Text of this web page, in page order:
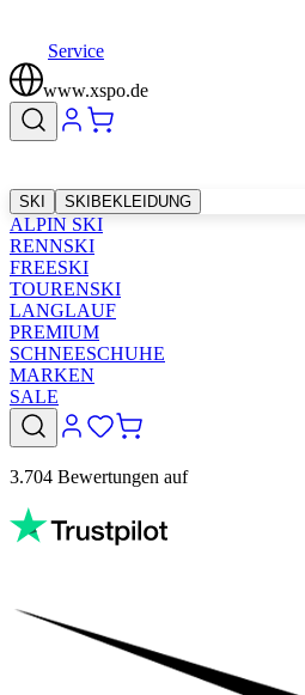
Service
www.xspo.de
SKI SKIBEKLEIDUNG
ALPIN SKI
RENNSKI
FREESKI
TOURENSKI
LANGLAUF
PREMIUM
SCHNEESCHUHE
MARKEN
SALE
3.704 Bewertungen auf